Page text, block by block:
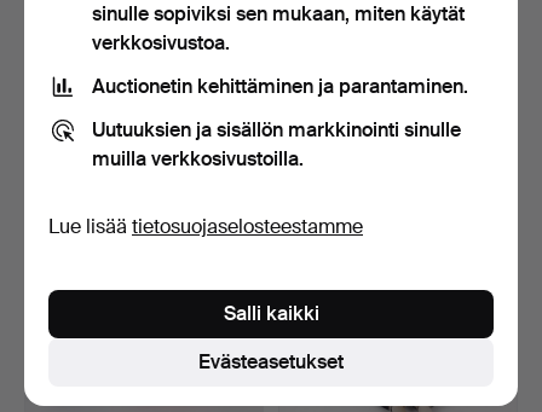
REMMARE, 11 kpl, "Tunneln",
Gullaskruf.
3 päivää
OIDENTIFIERAD
pan…
3 päivää
Arvio
sinulle sopiviksi sen mukaan, miten käytät
verkkosivustoa.
Auctionetin kehittäminen ja parantaminen.
Uutuuksien ja sisällön markkinointi sinulle
muilla verkkosivustoilla.
Lue lisää tietosuojaselosteestamme
Evästeasetukset
Salli kaikki